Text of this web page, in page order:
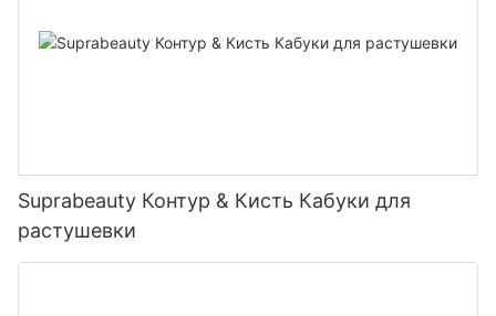
Suprabeauty Контур & Кисть Кабуки для
растушевки